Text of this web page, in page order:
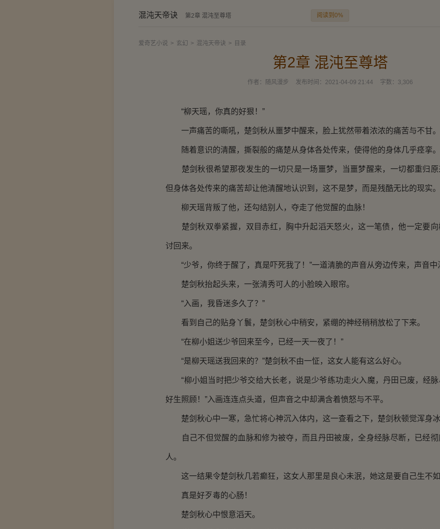
混沌天帝诀 第2章 混沌至尊塔 阅读到0%
爱奇艺小说 > 玄幻 > 混沌天帝诀 > 目录
第2章 混沌至尊塔
作者： 随风漫步 发布时间： 2021-04-09 21:44 字数： 3,306
“柳天瑶，你真的好狠！”
一声痛苦的嘶吼，楚剑秋从噩梦中醒来，脸上犹然带着浓浓的痛苦与不甘。
随着意识的清醒，撕裂般的痛楚从身体各处传来，使得他的身体几乎痉挛。
楚剑秋很希望那夜发生的一切只是一场噩梦，当噩梦醒来，一切都重归原
但身体各处传来的痛苦却让他清醒地认识到，这不是梦，而是残酷无比的现实。
柳天瑶背叛了他，还勾结别人，夺走了他觉醒的血脉！
楚剑秋双拳紧握，双目赤红，胸中升起滔天怒火，这一笔债，他一定要向
讨回来。
“少爷，你终于醒了，真是吓死我了！”一道清脆的声音从旁边传来，声音中
楚剑秋抬起头来，一张清秀可人的小脸映入眼帘。
“入画，我昏迷多久了？”
看到自己的贴身丫鬟，楚剑秋心中稍安，紧绷的神经稍稍放松了下来。
“在柳小姐送少爷回来至今，已经一天一夜了！”
“是柳天瑶送我回来的？”楚剑秋不由一怔，这女人能有这么好心。
“柳小姐当时把少爷交给大长老，说是少爷练功走火入魔，丹田已废，经脉
好生照顾！”入画连连点头道，但声音之中却满含着愤怒与不平。
楚剑秋心中一寒，急忙将心神沉入体内，这一查看之下，楚剑秋顿觉浑身冰
自己不但觉醒的血脉和修为被夺，而且丹田被废，全身经脉尽断，已经彻
人。
这一结果令楚剑秋几若癫狂，这女人那里是良心未泯，她这是要自己生不如
真是好歹毒的心肠！
楚剑秋心中恨意滔天。